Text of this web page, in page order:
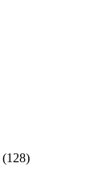
(128)